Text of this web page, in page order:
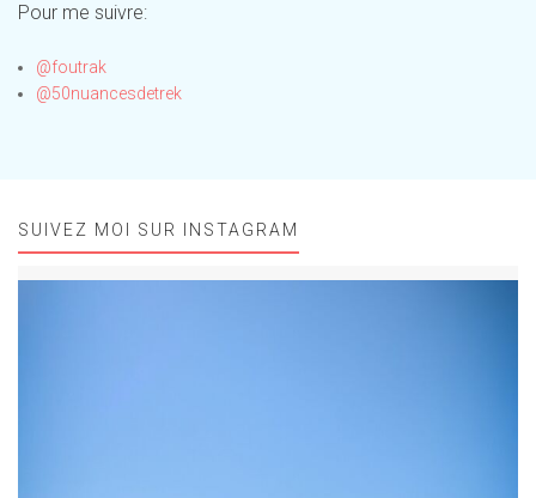
Pour me suivre:
@foutrak
@50nuancesdetrek
SUIVEZ MOI SUR INSTAGRAM